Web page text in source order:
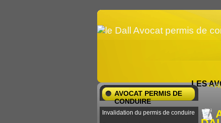
LES
AVOCAT PERMIS DE
CONDUIRE
Invalidation du permis de conduire
<<